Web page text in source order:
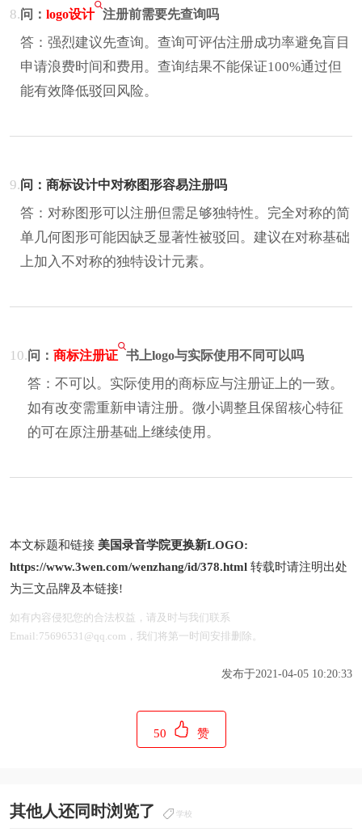
8.问： logo设计 注册前需要先查询吗
答：强烈建议先查询。查询可评估注册成功率避免盲目
申请浪费时间和费用。查询结果不能保证100%通过但
能有效降低驳回风险。
9.问：商标设计中对称图形容易注册吗
答：对称图形可以注册但需足够独特性。完全对称的简
单几何图形可能因缺乏显著性被驳回。建议在对称基础
上加入不对称的独特设计元素。
10.问： 商标注册证 书上logo与实际使用不同可以吗
答：不可以。实际使用的商标应与注册证上的一致。
如有改变需重新申请注册。微小调整且保留核心特征
的可在原注册基础上继续使用。
本文标题和链接 美国录音学院更换新LOGO:
https://www.3wen.com/wenzhang/id/378.html 转载时请注明出处
为三文品牌及本链接!
如有内容侵犯您的合法权益，请及时与我们联系
Email:75696531@qq.com，我们将第一时间安排删除。
发布于2021-04-05 10:20:33
50 赞
其他人还同时浏览了 学校